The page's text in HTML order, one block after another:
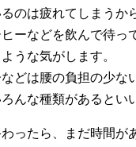
のは疲れてしまうか
ーなどを飲んで待っ
うな気がします。
どは腰の負担の少な
んな種類があるとい
ったら、まだ時間が